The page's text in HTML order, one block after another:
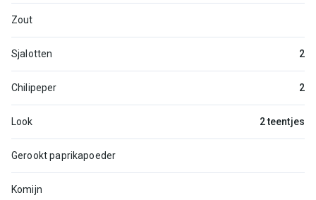
Zout
Sjalotten 2
Chilipeper 2
Look 2 teentjes
Gerookt paprikapoeder
Komijn